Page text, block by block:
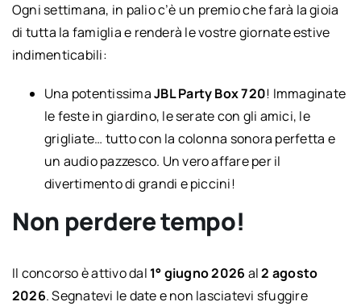
Ogni settimana, in palio c’è un premio che farà la gioia
di tutta la famiglia e renderà le vostre giornate estive
indimenticabili:
Una potentissimaJBL Party Box 720! Immaginate
le feste in giardino, le serate con gli amici, le
grigliate… tutto con la colonna sonora perfetta e
un audio pazzesco. Un vero affare per il
divertimento di grandi e piccini!
Non perdere tempo!
Il concorso è attivo dal 1° giugno 2026 al2 agosto
2026. Segnatevi le date e non lasciatevi sfuggire